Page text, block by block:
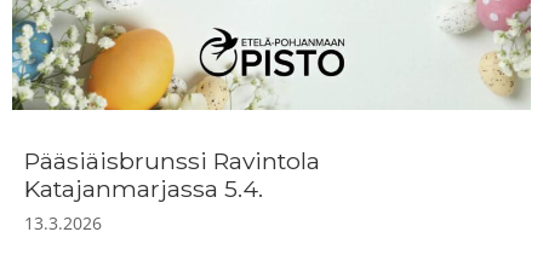
Pääsiäisbrunssi Ravintola
Katajanmarjassa 5.4.
13.3.2026